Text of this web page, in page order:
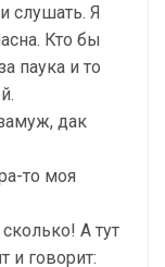
слушать. Я
Кто бы
паука и то
дак
то моя
А тут
и говорит: